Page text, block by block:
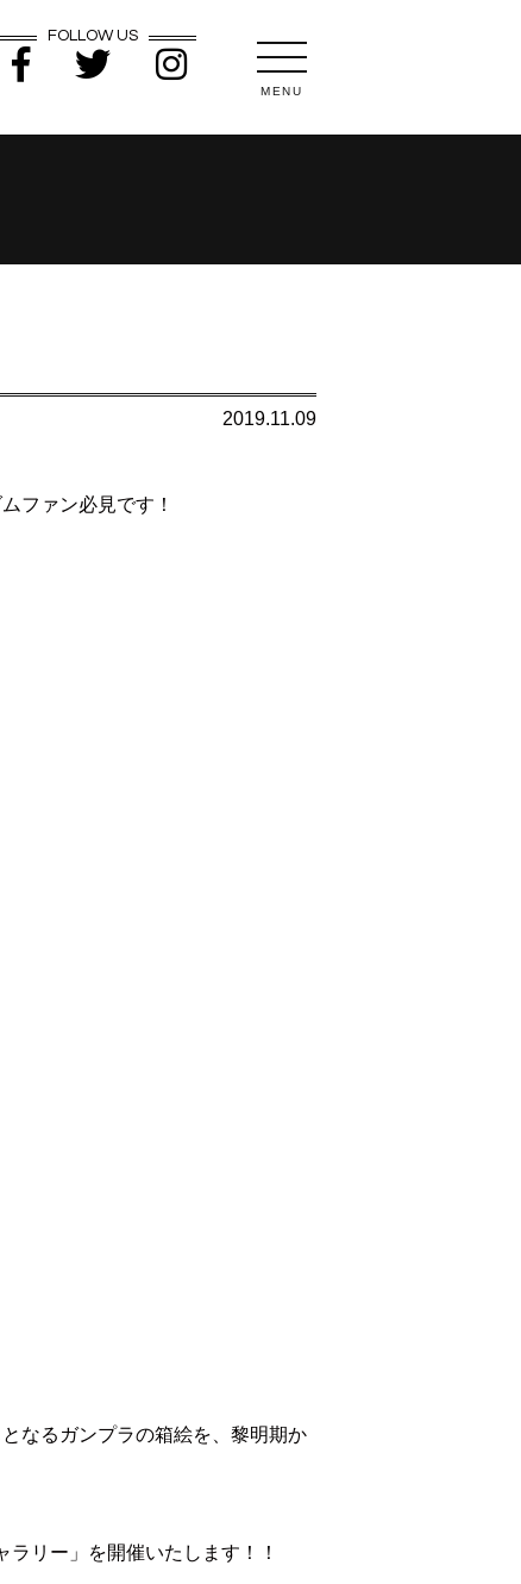
MENU
FOLLOW US
2019.11.09
ファン必見です！
なるガンプラの箱絵を、黎明期か
リー」を開催いたします！！